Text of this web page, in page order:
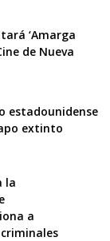
‘Amarga
de Nueva
estadounidense
extinto
la
a